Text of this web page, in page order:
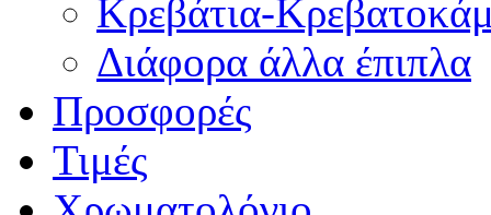
Κρεβάτια-
Διάφορα άλλα έπιπλα
Προσφορές
Τιμές